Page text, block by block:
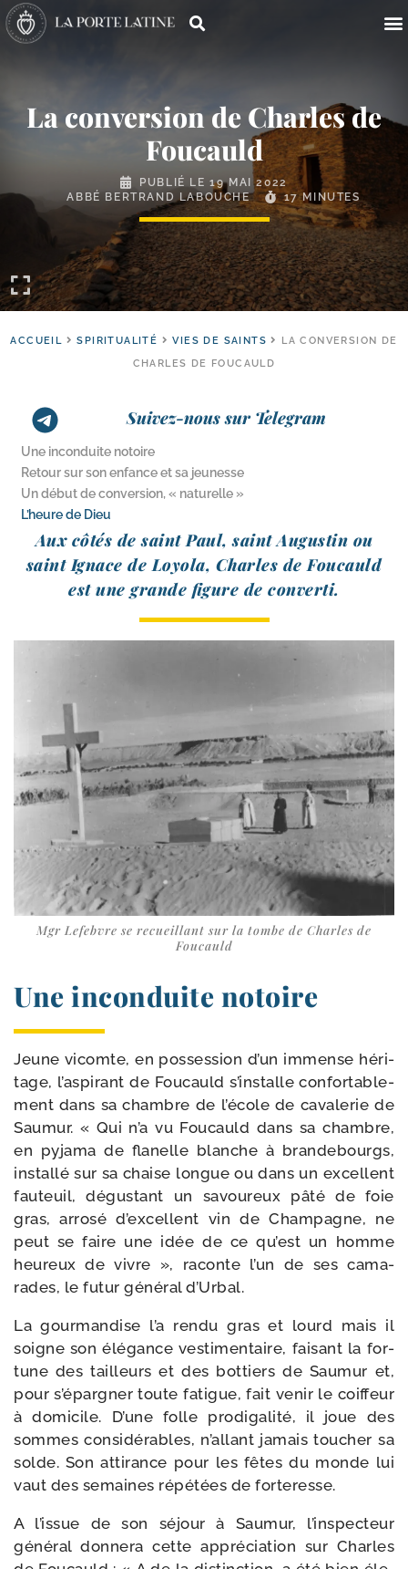
La conversion de Charles de
Foucauld
PUBLIÉ LE19 MAI 2022
ABBÉ BERTRAND LABOUCHE
17 MINUTES
ACCUEIL SPIRITUALITÉ VIES DE SAINTS
LA CONVERSION DE
CHARLES DE FOUCAULD
Suivez-nous sur Telegram
Une inconduite notoire
Retour sur son enfance et sa jeunesse
Un début de conversion, « naturelle »
L’heure de Dieu
Aux côtés de saint Paul, saint Augustin ou
saint Ignace de Loyola, Charles de Foucauld
est une grande figure de converti.
Mgr Lefebvre se recueillant sur la tombe de Charles de
Foucauld
Une inconduite notoire
Jeune vicomte, en pos­ses­sion d’un immense héri­
tage, l’aspirant de Foucauld s’installe confor­ta­ble­
ment dans sa chambre de l’école de cava­le­rie de
Saumur. « Qui n’a vu Foucauld dans sa chambre,
en pyja­ma de fla­nelle blanche à bran­de­bourgs,
ins­tal­lé sur sa chaise longue ou dans un excellent
fau­teuil, dégus­tant un savou­reux pâté de foie
gras, arro­sé d’excellent vin de Champagne, ne
peut se faire une idée de ce qu’est un homme
heu­reux de vivre », raconte l’un de ses cama­
rades, le futur géné­ral d’Urbal.
La gour­man­dise l’a ren­du gras et lourd mais il
soigne son élé­gance ves­ti­men­taire, fai­sant la for­
tune des tailleurs et des bot­tiers de Saumur et,
pour s’épargner toute fatigue, fait venir le coif­feur
à domi­cile. D’une folle pro­di­ga­li­té, il joue des
sommes consi­dé­rables, n’allant jamais tou­cher sa
solde. Son atti­rance pour les fêtes du monde lui
vaut des semaines répé­tées de forteresse.
A l’issue de son séjour à Saumur, l’inspecteur
géné­ral don­ne­ra cette appré­cia­tion sur Charles